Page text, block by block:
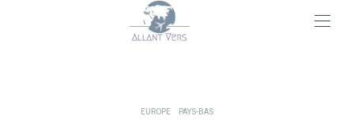
EUROPE PAYS-BAS